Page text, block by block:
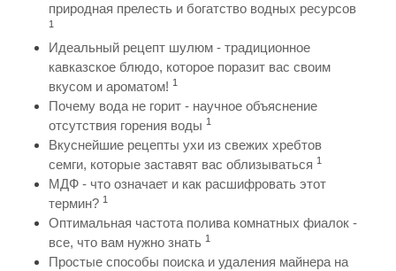
природная прелесть и богатство водных ресурсов
1
Идеальный рецепт шулюм - традиционное
кавказское блюдо, которое поразит вас своим
вкусом и ароматом! 1
Почему вода не горит - научное объяснение
отсутствия горения воды 1
Вкуснейшие рецепты ухи из свежих хребтов
семги, которые заставят вас облизываться 1
МДФ - что означает и как расшифровать этот
термин? 1
Оптимальная частота полива комнатных фиалок -
все, что вам нужно знать 1
Простые способы поиска и удаления майнера на